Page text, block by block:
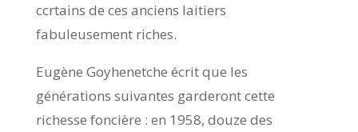
ccrtains de ces anciens laitiers
fabuleusement riches.
Eugène Goyhenetche écrit que les
générations suivantes garderont cette
richesse foncière : en 1958, douze des